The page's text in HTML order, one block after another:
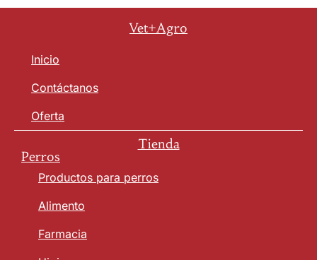
Vet+Agro
Inicio
Contáctanos
Oferta
Tienda
Perros
Productos para perros
Alimento
Farmacia